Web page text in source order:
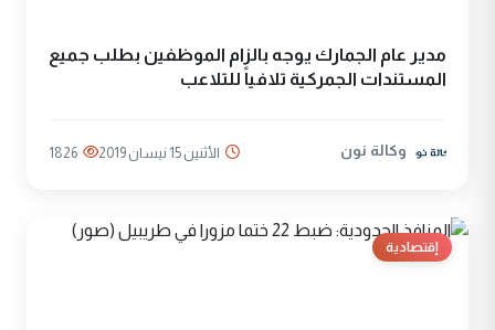
مدير عام الجمارك يوجه بالزام الموظفين بطلب جميع
المستندات الجمركية تلافياً للتلاعب
وكالة نون الأثنين 15 نيسان 2019 1826
إقتصادية